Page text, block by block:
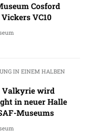
Cosford
VC10
IN EINEM HALBEN
Valkyrie wird
in neuer Halle
Museums